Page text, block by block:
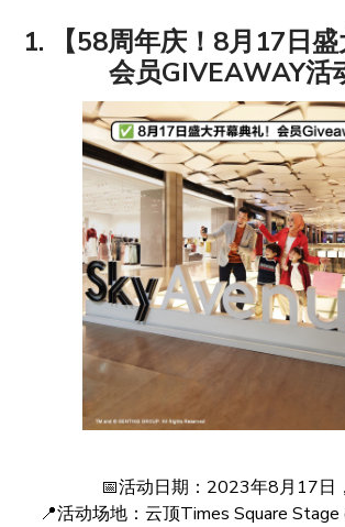
1. 【58周年庆！8月17日盛
会员GIVEAWAY活
📅活动日期：2023年8月17日
📍活动场地：云顶Times Square Stage